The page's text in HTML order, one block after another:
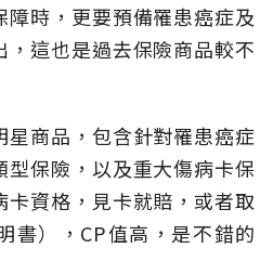
時，更要預備罹患癌症及
這也是過去保險商品較不
星商品，包含針對罹患癌症
型保險，以及重大傷病卡保
資格，見卡就賠，或者取
書），CP值高，是不錯的